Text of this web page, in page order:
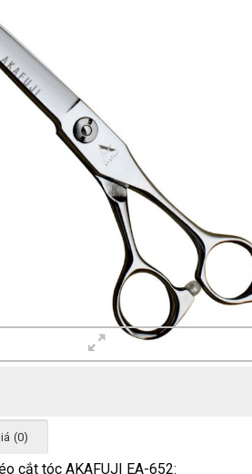
(0)
cắt tóc AKAFUJI EA-652: